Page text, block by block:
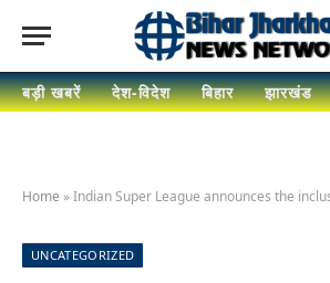
बड़ी खबरें देश-विदेश बिहार झारखंड
Home »Indian Super League announces the inclusion of Mohammedan
UNCATEGORIZED